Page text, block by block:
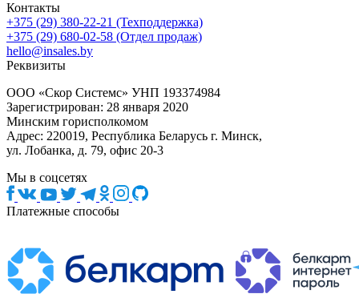
Контакты
+375 (29) 380-22-21 (Техподдержка)
+375 (29) 680-02-58 (Отдел продаж)
hello@insales.by
Реквизиты
ООО «Скор Системс» УНП 193374984
Зарегистрирован: 28 января 2020
Минским горисполкомом
Адрес: 220019, Республика Беларусь г. Минск,
ул. Лобанка, д. 79, офис 20-3
Мы в соцсетях
Платежные способы